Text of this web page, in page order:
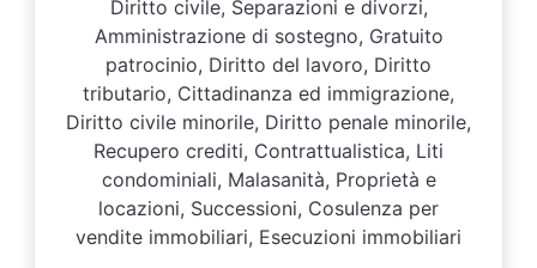
Diritto civile, Separazioni e divorzi,
Amministrazione di sostegno, Gratuito
patrocinio, Diritto del lavoro, Diritto
tributario, Cittadinanza ed immigrazione,
Diritto civile minorile, Diritto penale minorile,
Recupero crediti, Contrattualistica, Liti
condominiali, Malasanità, Proprietà e
locazioni, Successioni, Cosulenza per
vendite immobiliari, Esecuzioni immobiliari